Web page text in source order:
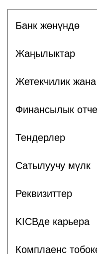
Банк жөнүндө
Жаңылыктар
Жетекчилик
Финансылык
Тендерлер
Сатылуучу мүлк
Реквизиттер
KICBде карьера
Комплаенс